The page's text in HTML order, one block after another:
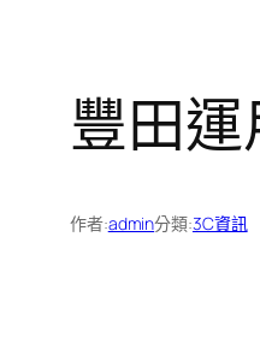
豐田
作者:admin分類:3C資訊